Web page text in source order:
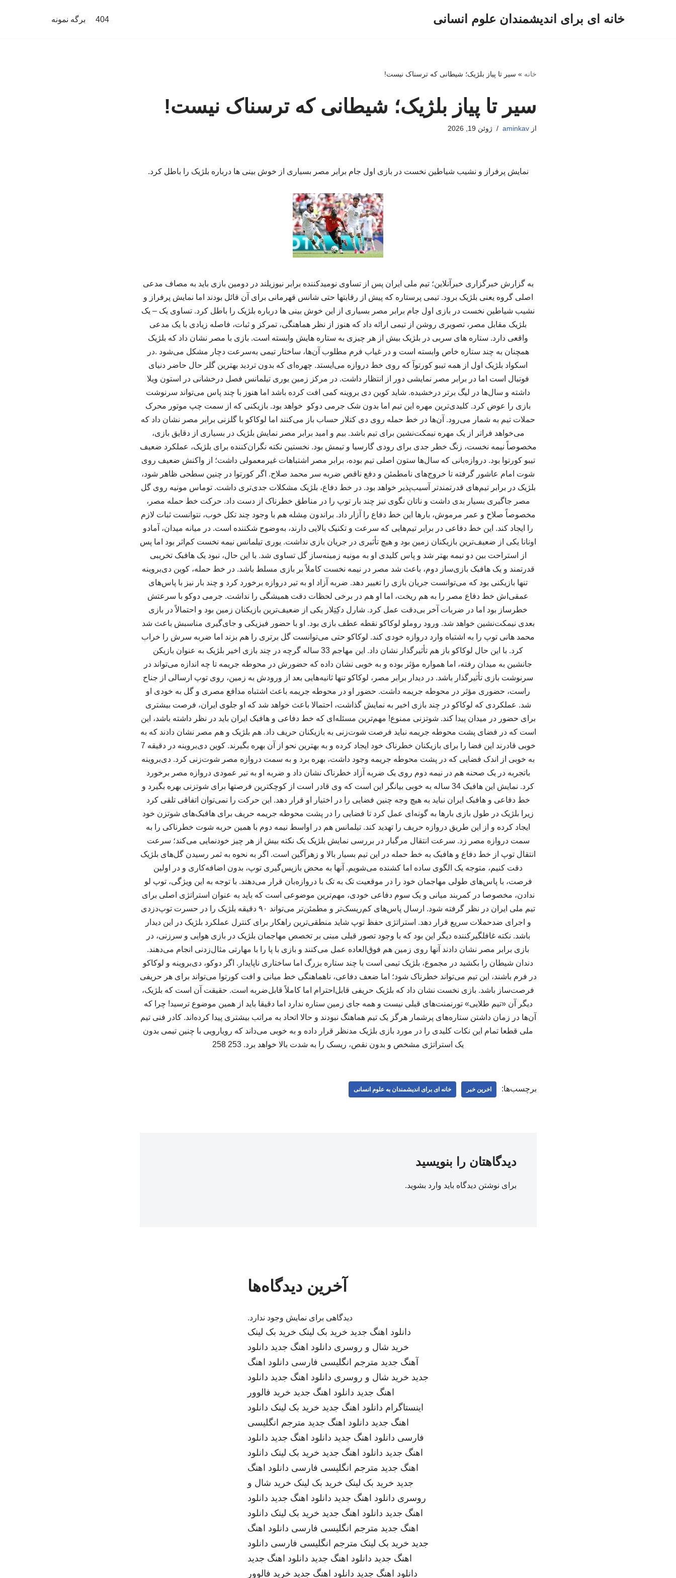
خانه ای برای اندیشمندان علوم انسانی 404 برگه نمونه
خانه » سیر تا پیاز بلژیک؛ شیطانی که ترسناک نیست!
سیر تا پیاز بلژیک؛ شیطانی که ترسناک نیست!
ازaminkav ژوئن 19, 2026
نمایش پرفراز و نشیب شیاطین نخست در بازی اول جام برابر مصر بسیاری از خوش بینی ها درباره بلژیک را باطل کرد.
به گزارش خبرگزاری خبرآنلاین؛ تیم ملی ایران پس از تساوی نومیدکننده برابر نیوزیلند در دومین بازی باید به مصاف مدعی
اصلی گروه یعنی بلژیک برود. تیمی پرستاره که پیش از رقابتها حتی شانس قهرمانی برای آن قائل بودند اما نمایش پرفراز و
نشیب شیاطین نخست در بازی اول جام برابر مصر بسیاری از این خوش بینی ها درباره بلژیک را باطل کرد. تساوی یک – یک
بلژیک مقابل مصر، تصویری روشن از تیمی ارائه داد که هنوز از نظر هماهنگی، تمرکز و ثبات، فاصله زیادی با یک مدعی
واقعی دارد. ستاره های سربی در بلژیک بیش از هر چیزی به ستاره هایش وابسته است. بازی با مصر نشان داد که بلژیک
همچنان به چند ستاره خاص وابسته است و در غیاب فرم مطلوب آن‌ها، ساختار تیمی به‌سرعت دچار مشکل می‌شود .در
اسکواد بلژیک اول از همه تیبو کورتوآ که روی خط دروازه می‌ایستد. چهره‌ای که بدون تردید بهترین گلر حال حاضر دنیای
فوتبال است اما در برابر مصر نمایشی دور از انتظار داشت. در مرکز زمین یوری تیلمانس فصل درخشانی در استون ویلا
داشته و سال‌ها در لیگ برتر درخشیده. شاید کوین دی بروینه کمی افت کرده باشد اما هنوز با چند پاس می‌تواند سرنوشت
بازی را عوض کرد. کلیدی‌ترین مهره این تیم اما بدون شک جرمی دوکو خواهد بود. بازیکنی که از سمت چپ موتور محرک
حملات تیم به شمار می‌رود. آن‌ها در خط حمله روی دی کتلار حساب باز می‌کنند اما لوکاکو با گلزنی برابر مصر نشان داد که
می‌خواهد فراتر از یک مهره نیمکت‌نشین برای تیم باشد. بیم و امید برابر مصر نمایش بلژیک در بسیاری از دقایق بازی،
مخصوصاً نیمه نخست، زنگ خطر جدی برای رودی گارسیا و تیمش بود. نخستین نکته نگران‌کننده برای بلژیک، عملکرد ضعیف
تیبو کورتوا بود. دروازه‌بانی که سال‌ها ستون اصلی تیم بوده، برابر مصر اشتباهات غیرمعمولی داشت؛ از واکنش ضعیف روی
شوت امام عاشور گرفته تا خروج‌های نامطمئن و دفع ناقص ضربه سر محمد صلاح. اگر کورتوا در چنین سطحی ظاهر شود،
بلژیک در برابر تیم‌های قدرتمندتر آسیب‌پذیر خواهد بود. در خط دفاع، بلژیک مشکلات جدی‌تری داشت. توماس مونیه روی گل
مصر جاگیری بسیار بدی داشت و ناتان نگوی نیز چند بار توپ را در مناطق خطرناک از دست داد. حرکت خط حمله مصر،
مخصوصاً صلاح و عمر مرموش، بارها این خط دفاع را آزار داد. براندون مِشله هم با وجود چند تکل خوب، نتوانست ثبات لازم
را ایجاد کند. این خط دفاعی در برابر تیم‌هایی که سرعت و تکنیک بالایی دارند، به‌وضوح شکننده است. در میانه میدان، آمادو
اونانا یکی از ضعیف‌ترین بازیکنان زمین بود و هیچ تأثیری در جریان بازی نداشت. یوری تیلمانس نیمه نخست کم‌اثر بود اما پس
از استراحت بین دو نیمه بهتر شد و پاس کلیدی او به مونیه زمینه‌ساز گل تساوی شد. با این حال، نبود یک هافبک تخریبی
قدرتمند و یک هافبک بازی‌ساز دوم، باعث شد مصر در نیمه نخست کاملاً بر بازی مسلط باشد. در خط حمله، کوین دی‌بروینه
تنها بازیکنی بود که می‌توانست جریان بازی را تغییر دهد. ضربه آزاد او به تیر دروازه برخورد کرد و چند بار نیز با پاس‌های
عمقی‌اش خط دفاع مصر را به هم ریخت، اما او هم در برخی لحظات دقت همیشگی را نداشت. جرمی دوکو با سرعتش
خطرساز بود اما در ضربات آخر بی‌دقت عمل کرد. شارل دکِتِلار یکی از ضعیف‌ترین بازیکنان زمین بود و احتمالاً در بازی
بعدی نیمکت‌نشین خواهد شد. ورود روملو لوکاکو نقطه عطف بازی بود. او با حضور فیزیکی و جای‌گیری مناسبش باعث شد
محمد هانی توپ را به اشتباه وارد دروازه خودی کند. لوکاکو حتی می‌توانست گل برتری را هم بزند اما ضربه سرش را خراب
کرد. با این حال لوکاکو باز هم تأثیرگذار نشان داد. این مهاجم 33 ساله گرچه در چند بازی اخیر بلژیک به عنوان بازیکن
جانشین به میدان رفته، اما همواره مؤثر بوده و به خوبی نشان داده که حضورش در محوطه جریمه تا چه اندازه می‌تواند در
سرنوشت بازی تأثیرگذار باشد. در دیدار برابر مصر، لوکاکو تنها ثانیه‌هایی بعد از ورودش به زمین، روی توپ ارسالی از جناح
راست، حضوری مؤثر در محوطه جریمه داشت. حضور او در محوطه جریمه باعث اشتباه مدافع مصری و گل به خودی او
شد. عملکردی که لوکاکو در چند بازی اخیر به نمایش گذاشت، احتمالا باعث خواهد شد که او جلوی ایران، فرصت بیشتری
برای حضور در میدان پیدا کند. شوتزنی ممنوع! مهم‌ترین مسئله‌ای که خط دفاعی و هافبک ایران باید در نظر داشته باشد، این
است که در فضای پشت محوطه جریمه نباید فرصت شوت‌زنی به بازیکنان حریف داد. هم بلژیک و هم مصر نشان دادند که به
خوبی قادرند این فضا را برای بازیکنان خطرناک خود ایجاد کرده و به بهترین نحو از آن بهره بگیرند. کوین دی‌بروینه در دقیقه 7
به خوبی از اندک فضایی که در پشت محوطه جریمه وجود داشت، بهره برد و به سمت دروازه مصر شوت‌زنی کرد. دی‌بروینه
باتجربه در یک صحنه هم در نیمه دوم روی یک ضربه آزاد خطرناک نشان داد و ضربه او به تیر عمودی دروازه مصر برخورد
کرد. نمایش این هافبک 34 ساله به خوبی بیانگر این است که وی قادر است از کوچکترین فرصتها برای شوتزنی بهره بگیرد و
خط دفاعی و هافبک ایران نباید به هیچ وجه چنین فضایی را در اختیار او قرار دهد. این حرکت را نمی‌توان اتفاقی تلقی کرد
زیرا بلژیک در طول بازی بارها به گونه‌ای عمل کرد تا فضایی را در پشت محوطه جریمه حریف برای هافبک‌های شوتزن خود
ایجاد کرده و از این طریق دروازه حریف را تهدید کند. تیلمانس هم در اواسط نیمه دوم با همین حربه شوت خطرناکی را به
سمت دروازه مصر زد. سرعت انتقال مرگبار در بررسی نمایش بلژیک یک نکته بیش از هر چیز خودنمایی می‌کند؛ سرعت
انتقال توپ از خط دفاع و هافبک به خط حمله در این تیم بسیار بالا و زهرآگین است. اگر به نحوه به ثمر رسیدن گل‌های بلژیک
دقت کنیم، متوجه یک الگوی ساده اما کشنده می‌شویم. آنها به محض بازپس‌گیری توپ، بدون اضافه‌کاری و در اولین
فرصت، با پاس‌های طولی مهاجمان خود را در موقعیت تک به تک با دروازه‌بان قرار می‌دهند. با توجه به این ویژگی، توپ لو
ندادن، مخصوصا در کمربند میانی و یک سوم دفاعی خودی، مهم‌ترین موضوعی است که باید به عنوان استراتژی اصلی برای
تیم ملی ایران در نظر گرفته شود. ارسال پاس‌های کم‌ریسک‌تر و مطمئن‌تر می‌تواند ۹۰ دقیقه بلژیک را در حسرت توپ‌دزدی
و اجرای ضدحملات سریع قرار دهد. استراتژی حفظ توپ شاید منطقی‌ترین راهکار برای کنترل عملکرد بلژیک در این دیدار
باشد. نکته غافلگیرکننده دیگر این بود که با وجود تصور قبلی مبنی بر تخصص مهاجمان بلژیک در بازی هوایی و سرزنی، در
بازی برابر مصر نشان دادند آنها روی زمین هم فوق‌العاده عمل می‌کنند و بازی با پا را با مهارتی مثال‌زدنی انجام می‌دهند.
دندان شیطان را بکشید در مجموع، بلژیک تیمی است با چند ستاره بزرگ اما ساختاری ناپایدار. اگر دوکو، دی‌بروینه و لوکاکو
در فرم باشند، این تیم می‌تواند خطرناک شود؛ اما ضعف دفاعی، ناهماهنگی خط میانی و افت کورتوا می‌تواند برای هر حریفی
فرصت‌ساز باشد. بازی نخست نشان داد که بلژیک حریفی قابل‌احترام اما کاملاً قابل‌ضربه است. حقیقت آن است که بلژیک،
دیگر آن «تیم طلایی» تورنمنت‌های قبلی نیست و همه جای زمین ستاره ندارد اما دقیقا باید از همین موضوع ترسید! چرا که
آن‌ها در زمان داشتن ستاره‌های پرشمار هرگز یک تیم هماهنگ نبودند و حالا اتحاد به مراتب بیشتری پیدا کرده‌اند. کادر فنی تیم
ملی قطعا تمام این نکات کلیدی را در مورد بازی بلژیک مدنظر قرار داده و به خوبی می‌داند که رویارویی با چنین تیمی بدون
یک استراتژی مشخص و بدون نقص، ریسک را به شدت بالا خواهد برد. 253 258
برچسب‌ها: اخرین خبر خانه ای برای اندیشمندان به علوم انسانی
دیدگاهتان را بنویسید
برای نوشتن دیدگاه باید وارد بشوید.
آخرین دیدگاه‌ها
دیدگاهی برای نمایش وجود ندارد.
دانلود اهنگ جدید خرید بک لینک خرید بک لینک
خرید شال و روسری دانلود اهنگ جدید دانلود
آهنگ جدید مترجم انگلیسی فارسی دانلود اهنگ
جدید خرید شال و روسری دانلود اهنگ جدید دانلود
اهنگ جدید دانلود اهنگ جدید خرید فالوور
اینستاگرام دانلود اهنگ جدید خرید بک لینک دانلود
اهنگ جدید دانلود اهنگ جدید مترجم انگلیسی
فارسی دانلود اهنگ جدید دانلود اهنگ جدید دانلود
اهنگ جدید دانلود اهنگ جدید خرید بک لینک دانلود
اهنگ جدید مترجم انگلیسی فارسی دانلود اهنگ
جدید خرید بک لینک خرید بک لینک خرید شال و
روسری دانلود اهنگ جدید دانلود اهنگ جدید دانلود
اهنگ جدید دانلود اهنگ جدید خرید بک لینک دانلود
اهنگ جدید مترجم انگلیسی فارسی دانلود اهنگ
جدید خرید بک لینک مترجم انگلیسی فارسی دانلود
اهنگ جدید دانلود اهنگ جدید دانلود اهنگ جدید
دانلود اهنگ جدید دانلود اهنگ جدید خرید فالوور